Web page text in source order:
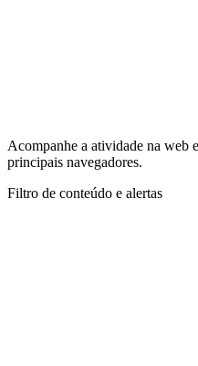
Acompanhe a atividade na web
principais navegadores.
Filtro de conteúdo e alertas